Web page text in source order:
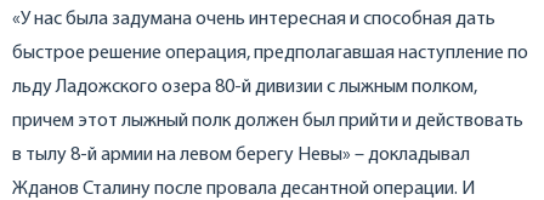
«У нас была задумана очень интересная и способная дать
быстрое решение операция, предполагавшая наступление по
льду Ладожского озера 80-й дивизии с лыжным полком,
причем этот лыжный полк должен был прийти и действовать
в тылу 8-й армии на левом берегу Невы» – докладывал
Жданов Сталину после провала десантной операции. И